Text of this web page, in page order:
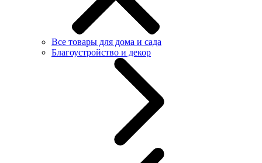
Все товары для дома и сада
Благоустройство и декор